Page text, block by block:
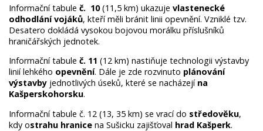
Informační tabule č. 10(11,5 km) ukazuje vlastenecké
odhodlání vojáků, kteří měli bránit linii opevnění. Vzniklé tzv.
Desatero dokládá vysokou bojovou morálku příslušníků
hraničářských jednotek.
Informační tabule č. 11 (12 km) nastiňuje technologii výstavby
linií lehkého opevnění. Dále je zde rozvinuto plánování
výstavby jednotlivých úseků, které se nacházejí na
Kašperskohorsku.
Informační tabule č. 12 (13, 35 km) se vrací do středověku,
kdy ostrahu hranice na Sušicku zajišťoval hrad Kašperk.